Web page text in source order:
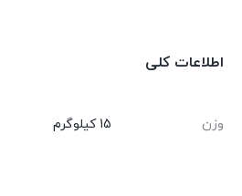
اطلاعات کلی
وزن 15 کیلوگرم